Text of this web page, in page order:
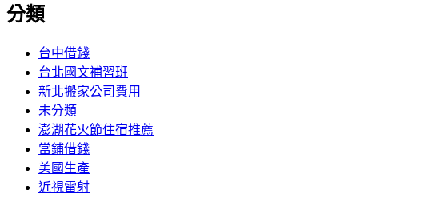
分類
台中借錢
台北國文補習班
新北搬家公司費用
未分類
澎湖花火節住宿推薦
當鋪借錢
美國生產
近視雷射